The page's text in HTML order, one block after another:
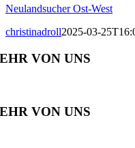
Neulandsucher Ost-West
christinadroll2025-03-
VON UNS
VON UNS